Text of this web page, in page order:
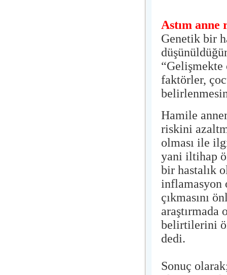
Astım anne
Genetik bir
“Gelişmekte
faktörler,
Hamile
riskini
olması ile
yani iltihap
bir hastalık
inflamasyon
çıkmasını
araştırmada
belirtilerini
dedi.
Sonuç